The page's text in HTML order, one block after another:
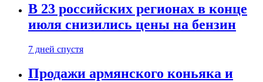
В 23 российских регионах в конце
июля снизились цены на бензин
7 дней спустя
Продажи армянского коньяка и